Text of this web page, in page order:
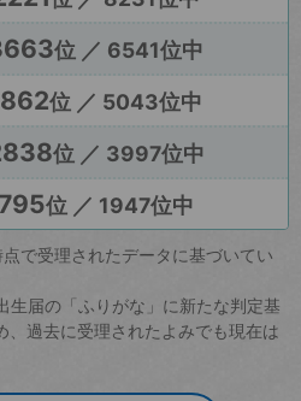
位 ／ 6541位中
位 ／ 5043位中
位 ／ 3997位中
795位 ／ 1947位中
で受理されたデータに基づいてい
届の「ふりがな」に新たな判定基
、過去に受理されたよみでも現在は